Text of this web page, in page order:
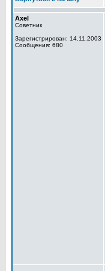
Axel
Советник
Зарегистрирован: 14.11.2003
Сообщения: 680